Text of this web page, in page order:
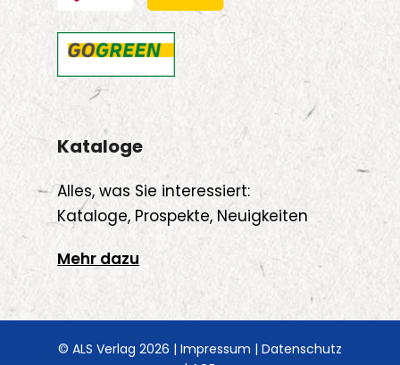
Kataloge
Alles, was Sie interessiert:
Kataloge, Prospekte, Neuigkeiten
Mehr dazu
© ALS Verlag 2026 | Impressum | Datenschutz